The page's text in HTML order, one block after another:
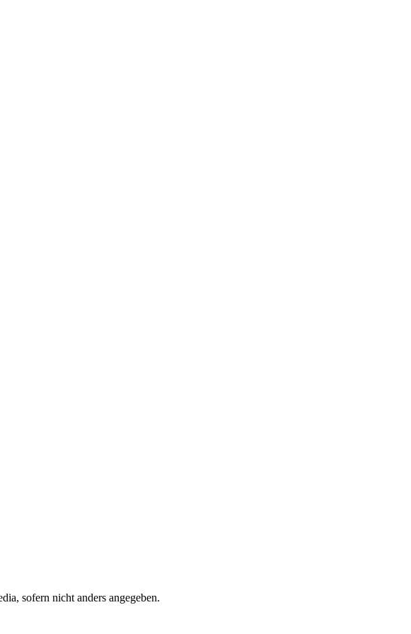
sofern nicht anders angegeben.